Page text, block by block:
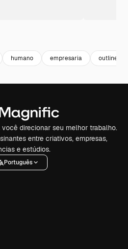
humano empresaria outline
direcionar seu melhor trabalho.
entre criativos, empresas,
e estúdios.
Português